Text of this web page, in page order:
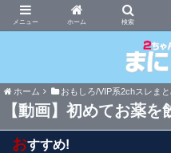
ホーム
まにゅそく 2chま
ホーム おもしろ/VIP系2chスレまと
【動画】初めてお薬
おすすめ!